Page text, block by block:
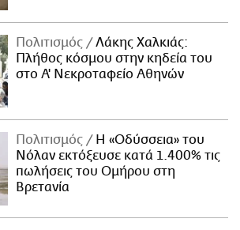
Πολιτισμός
Λάκης Χαλκιάς:
Πλήθος κόσμου στην κηδεία του
στο Α' Νεκροταφείο Αθηνών
Πολιτισμός
Η «Οδύσσεια» του
Νόλαν εκτόξευσε κατά 1.400% τις
πωλήσεις του Ομήρου στη
Βρετανία